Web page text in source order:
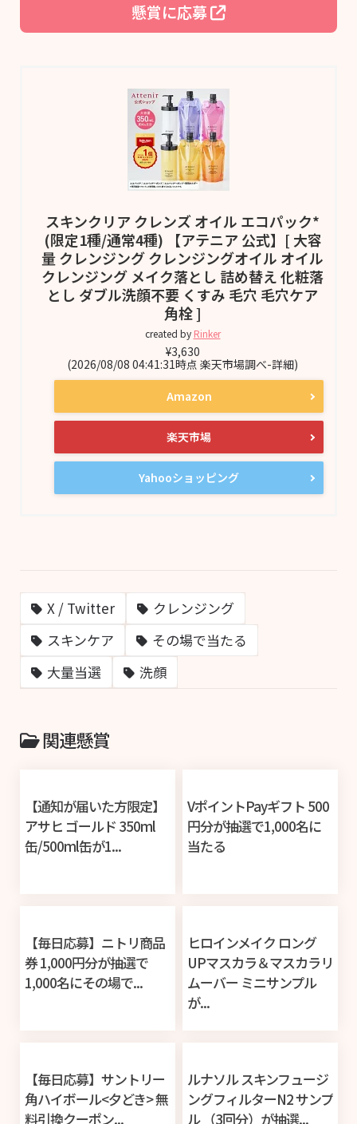
懸賞に応募
スキンクリア クレンズ オイル エコパック*
(限定1種/通常4種) 【アテニア 公式】[ 大容
量 クレンジング クレンジングオイル オイル
クレンジング メイク落とし 詰め替え 化粧落
とし ダブル洗顔不要 くすみ 毛穴 毛穴ケア
角栓 ]
created by Rinker
¥3,630
(2026/08/08 04:41:31時点 楽天市場調べ-詳細)
Amazon
楽天市場
Yahooショッピング
X / Twitter
クレンジング
スキンケア
その場で当たる
大量当選
洗顔
関連懸賞
【通知が届いた方限定】
アサヒ ゴールド 350ml
缶/500ml缶が1...
VポイントPayギフト 500
円分が抽選で1,000名に
当たる
【毎日応募】ニトリ商品
券 1,000円分が抽選で
1,000名にその場で...
ヒロインメイク ロング
UPマスカラ＆マスカラリ
ムーバー ミニサンプル
が...
【毎日応募】サントリー
角ハイボール<夕どき> 無
料引換クーポン...
ルナソル スキンフュージ
ングフィルターN2 サンプ
ル （3回分）が抽選...